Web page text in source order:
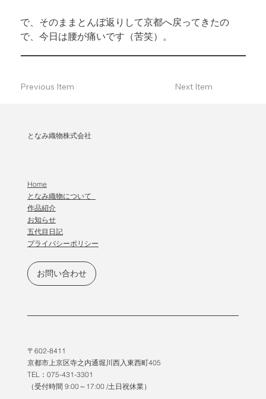
で、そのままとんぼ返りして京都へ戻ってきたの
で、今日は腰が痛いです（苦笑）。
Next Item
Previous Item
となみ織物株式会社
お問い合わせ
〒602-8411
京都市上京区寺之内通堀川西入東西町405
TEL：075-431-3301
（受付時間 9:00～17:00 /土日祝休業）
Home
となみ織物について
作品紹介
​お知らせ
五代目日記
プライバシーポリシー